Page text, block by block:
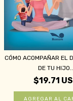
CÓMO ACOMPAÑAR EL
DE TU HIJO...
$19.71